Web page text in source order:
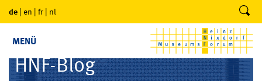
de | en | fr | nl
MENÜ
HNF-Blog